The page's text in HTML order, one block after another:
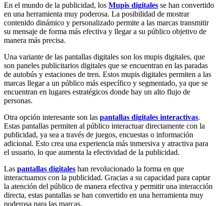
En el mundo de la publicidad, los Mupis digitales se han convertido
en una herramienta muy poderosa. La posibilidad de mostrar
contenido dinámico y personalizado permite a las marcas transmitir
su mensaje de forma más efectiva y llegar a su público objetivo de
manera más precisa.
Una variante de las pantallas digitales son los mupis digitales, que
son paneles publicitarios digitales que se encuentran en las paradas
de autobús y estaciones de tren. Estos mupis digitales permiten a las
marcas llegar a un público más específico y segmentado, ya que se
encuentran en lugares estratégicos donde hay un alto flujo de
personas.
Otra opción interesante son las pantallas digitales interactivas.
Estas pantallas permiten al público interactuar directamente con la
publicidad, ya sea a través de juegos, encuestas o información
adicional. Esto crea una experiencia más inmersiva y atractiva para
el usuario, lo que aumenta la efectividad de la publicidad.
Las pantallas digitales han revolucionado la forma en que
interactuamos con la publicidad. Gracias a su capacidad para captar
la atención del público de manera efectiva y permitir una interacción
directa, estas pantallas se han convertido en una herramienta muy
poderosa para las marcas.